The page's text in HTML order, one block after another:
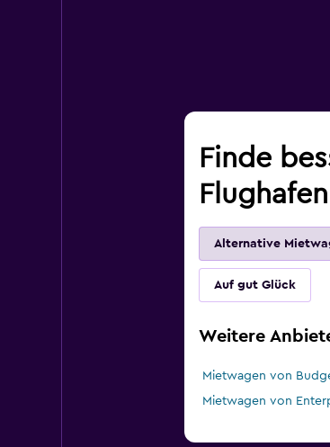
Finde
Alternative
Auf gut Glück
Weitere
Mietwagen von
Mietwagen von